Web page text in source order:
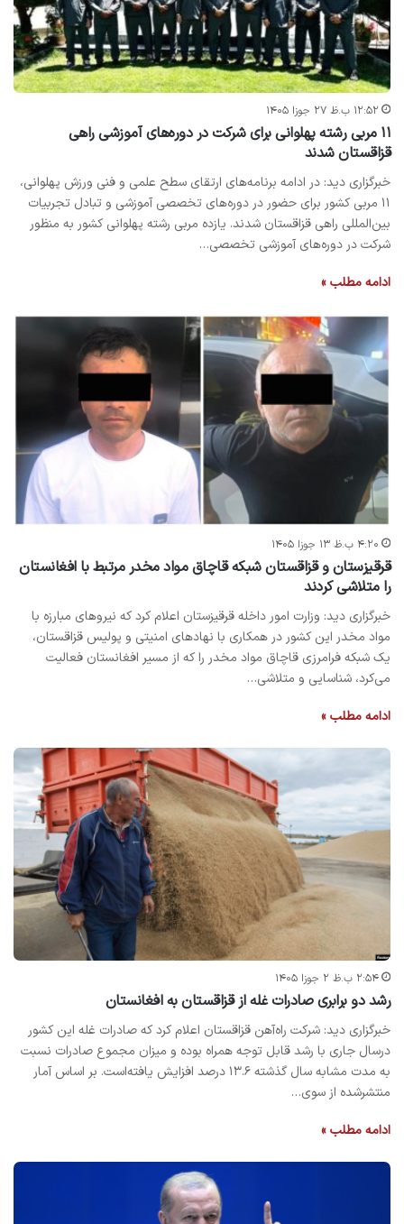
۱۲:۵۲ ب.ظ ۲۷ جوزا ۱۴۰۵
۱۱ مربی رشته پهلوانی برای شرکت در دوره‌های آموزشی راهی
قزاقستان شدند
خبرگزاری دید: در ادامه برنامه‌های ارتقای سطح علمی و فنی ورزش پهلوانی،
۱۱ مربی کشور برای حضور در دوره‌های تخصصی آموزشی و تبادل تجربیات
بین‌المللی راهی قزاقستان شدند. یازده مربی رشته پهلوانی کشور به منظور
شرکت در دوره‌های آموزشی تخصصی…
ادامه مطلب »
۴:۲۰ ب.ظ ۱۳ جوزا ۱۴۰۵
قرقیزستان و قزاقستان شبکه قاچاق مواد مخدر مرتبط با افغانستان
را متلاشی کردند
خبرگزاری دید: وزارت امور داخله قرقیزستان اعلام کرد که نیروهای مبارزه با
مواد مخدر این کشور در همکاری با نهادهای امنیتی و پولیس قزاقستان،
یک شبکه فرامرزی قاچاق مواد مخدر را که از مسیر افغانستان فعالیت
می‌کرد، شناسایی و متلاشی…
ادامه مطلب »
۲:۵۴ ب.ظ ۲ جوزا ۱۴۰۵
رشد دو برابری صادرات غله از قزاقستان به افغانستان
خبرگزاری دید: شرکت راه‌آهن قزاقستان اعلام کرد که صادرات غله این کشور
درسال جاری با رشد قابل توجه همراه بوده و میزان مجموع صادرات نسبت
به مدت مشابه سال گذشته ۱۳.۶ درصد افزایش یافته‌است. بر اساس آمار
منتشرشده از سوی…
ادامه مطلب »